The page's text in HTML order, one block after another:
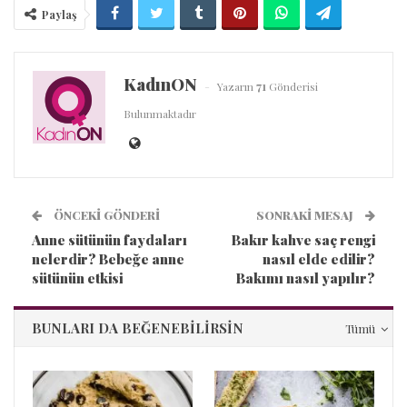
Paylaş
KadınON Yazarın71 Gönderisi
Bulunmaktadır
ÖNCEKI GÖNDERI
Anne sütünün faydaları
nelerdir? Bebeğe anne
sütünün etkisi
SONRAKI MESAJ
Bakır kahve saç rengi
nasıl elde edilir?
Bakımı nasıl yapılır?
Tümü
BUNLARI DA BEĞENEBILIRSIN